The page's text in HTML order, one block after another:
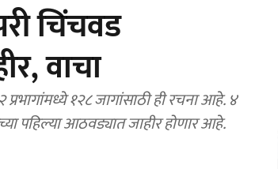
चिंचवड
वाचा
प्रभागांमध्ये १२८ जागांसाठी ही रचना आहे. ४
पहिल्या आठवड्यात जाहीर होणार आहे.